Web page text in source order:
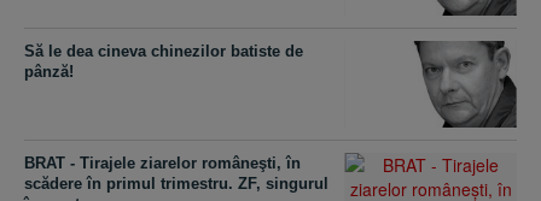
Să le dea cineva chinezilor batiste de
pânză!
BRAT - Tirajele ziarelor româneşti, în
scădere în primul trimestru. ZF, singurul